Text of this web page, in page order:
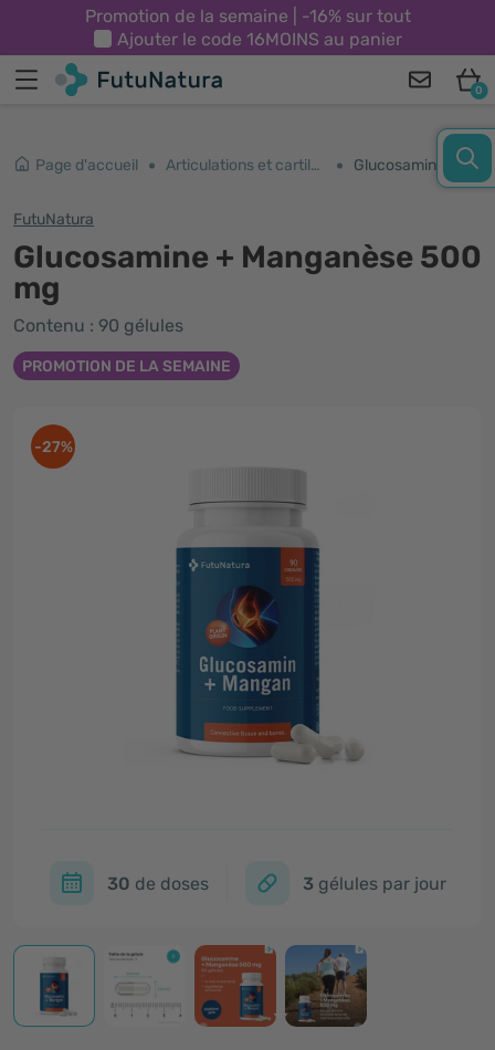
Promotion de la semaine | -16% sur tout
Ajouter le code 16MOINS au panier
0
Page d'accueil Articulations et cartilages Glucosamine + Manganèse 500 mg
FutuNatura
Glucosamine + Manganèse 500
mg
Contenu : 90 gélules
PROMOTION DE LA SEMAINE
-27%
30 de doses 3gélules par jour